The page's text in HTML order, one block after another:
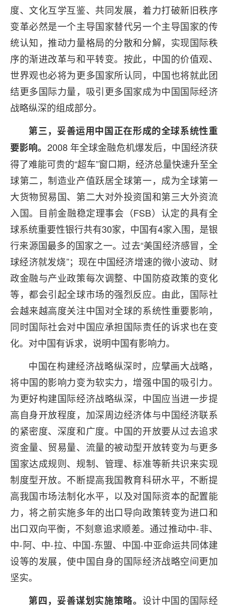
度、文化互学互鉴、共同发展，着力打破新旧秩序
变革必然是一个主导国家替代另一个主导国家的传
统认知，推动力量格局的分散和分解，实现国际秩
序的渐进改革与和平转变。按此，中国的价值观、
世界观也必将为更多国家所认同，中国也将就此团
结更多国际力量，吸引更多国家成为中国国际经济
战略纵深的组成部分。
第三，妥善运用中国正在形成的全球系统性重
要影响。 2008 年全球金融危机爆发后，中国经济获
得了难能可贵的“超车”窗口期，经济总量快速升至全
球第二，制造业产值跃居全球第一，成为全球第一
大货物贸易国、第二大对外投资国和第三大外资流
入国。目前金融稳定理事会（FSB）认定的具有全
球系统重要性银行共有30家，中国有4家入围，是银
行来源国最多的国家之一。过去“美国经济感冒，全
球经济就发烧”；现在中国经济增速的微小波动、财
政金融与产业政策每次调整、中国防疫政策的变化
等，都会引起全球市场的强烈反应。由此，国际社
会越来越高度关注中国对全球的系统性重要影响，
同时国际社会对中国应承担国际责任的诉求也在变
化。对中国有诉求，说明中国有影响力。
中国在构建经济战略纵深时，应擘画大战略，
将中国的影响力变为软实力，增强中国的吸引力。
为更好构建国际经济战略纵深，中国应当进一步提
高自身开放程度，加深周边经济体与中国经济联系
的紧密度、深度和广度。中国的开放要从过去追求
资金量、贸易量、流量的被动型开放转变为与更多
国家达成规则、规制、管理、标准等新共识来实现
制度型开放。不断提高我国教育科研水平，不断提
高我国市场法制化水平，以及对国际资本的配置能
力，将之前实施多年的出口导向政策转变为进口和
出口双向平衡，不刻意追求顺差。通过推动中-非、
中-阿、中-拉、中国-东盟、中国-中亚命运共同体建
设等的发展，使中国自身的国际经济战略空间更加
坚实。
第四，妥善谋划实施策略。 设计中国的国际经